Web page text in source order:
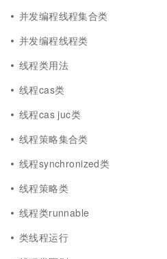
并发编程线程集合类
并发编程线程类
线程类用法
线程cas类
线程cas juc类
线程策略集合类
线程synchronized类
线程策略类
线程类runnable
类线程运行